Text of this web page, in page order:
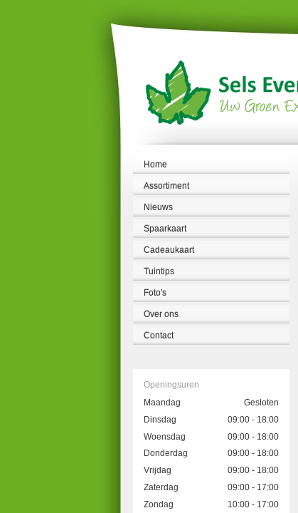
Home
Assortiment
Nieuws
Spaarkaart
Cadeaukaart
Tuintips
Foto's
Over ons
Contact
Openingsuren
Maandag
Gesloten
Dinsdag
09:00 - 18:00
Woensdag
09:00 - 18:00
Donderdag
09:00 - 18:00
Vrijdag
09:00 - 18:00
Zaterdag
09:00 - 17:00
Zondag
10:00 - 17:00